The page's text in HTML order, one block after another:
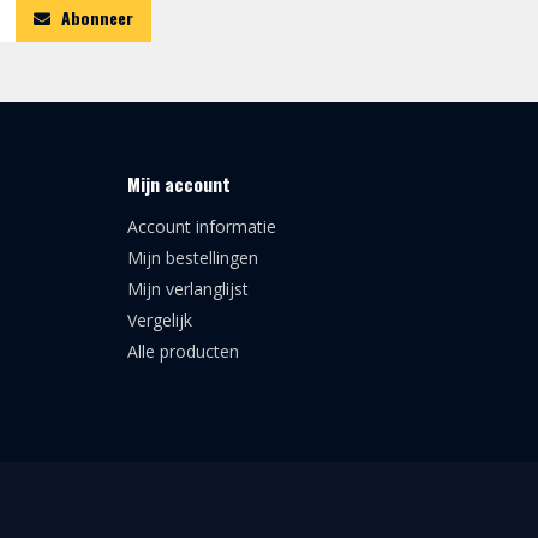
Abonneer
Mijn account
Account informatie
Mijn bestellingen
Mijn verlanglijst
Vergelijk
Alle producten